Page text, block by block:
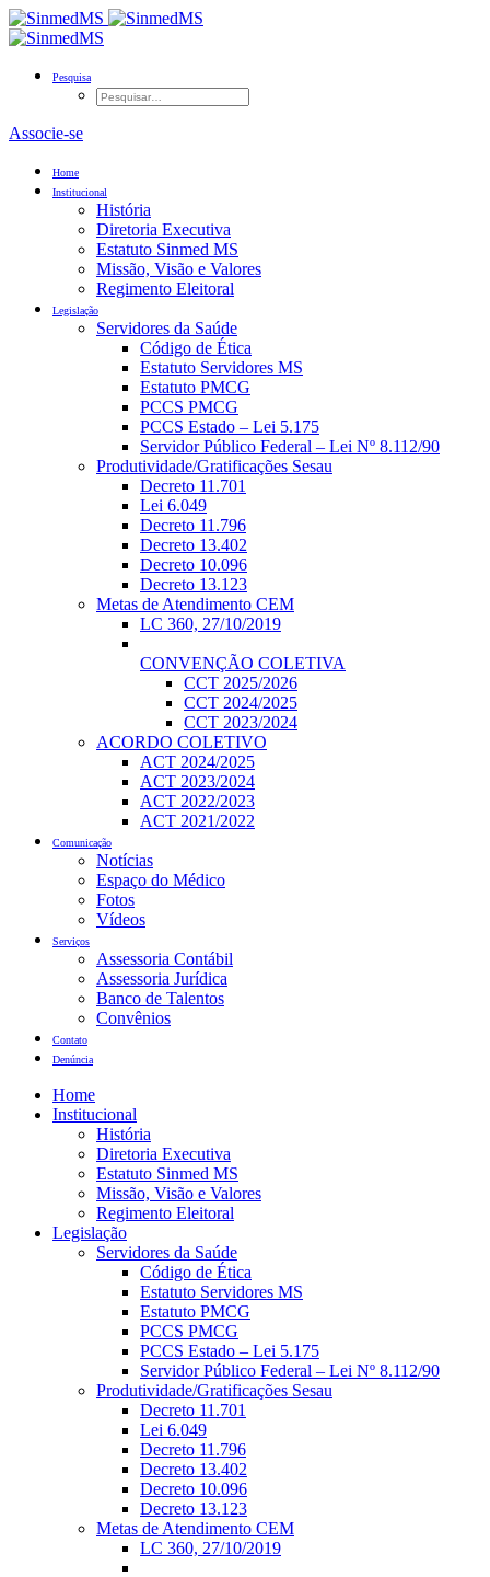
Pesquisa
Associe-se
Home
Institucional
História
Diretoria Executiva
Estatuto Sinmed MS
Missão, Visão e Valores
Regimento Eleitoral
Legislação
Servidores da Saúde
Código de Ética
Estatuto Servidores MS
Estatuto PMCG
PCCS PMCG
PCCS Estado – Lei 5.175
Servidor Público Federal – Lei Nº 8.112/90
Produtividade/Gratificações Sesau
Decreto 11.701
Lei 6.049
Decreto 11.796
Decreto 13.402
Decreto 10.096
Decreto 13.123
Metas de Atendimento CEM
LC 360, 27/10/2019
CONVENÇÃO COLETIVA
CCT 2025/2026
CCT 2024/2025
CCT 2023/2024
ACORDO COLETIVO
ACT 2024/2025
ACT 2023/2024
ACT 2022/2023
ACT 2021/2022
Comunicação
Notícias
Espaço do Médico
Fotos
Vídeos
Serviços
Assessoria Contábil
Assessoria Jurídica
Banco de Talentos
Convênios
Contato
Denúncia
Home
Institucional
História
Diretoria Executiva
Estatuto Sinmed MS
Missão, Visão e Valores
Regimento Eleitoral
Legislação
Servidores da Saúde
Código de Ética
Estatuto Servidores MS
Estatuto PMCG
PCCS PMCG
PCCS Estado – Lei 5.175
Servidor Público Federal – Lei Nº 8.112/90
Produtividade/Gratificações Sesau
Decreto 11.701
Lei 6.049
Decreto 11.796
Decreto 13.402
Decreto 10.096
Decreto 13.123
Metas de Atendimento CEM
LC 360, 27/10/2019